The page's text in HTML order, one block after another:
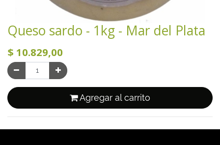
Queso sardo - 1kg - Mar del Plata
$ 10.829,00
Agregar al carrito